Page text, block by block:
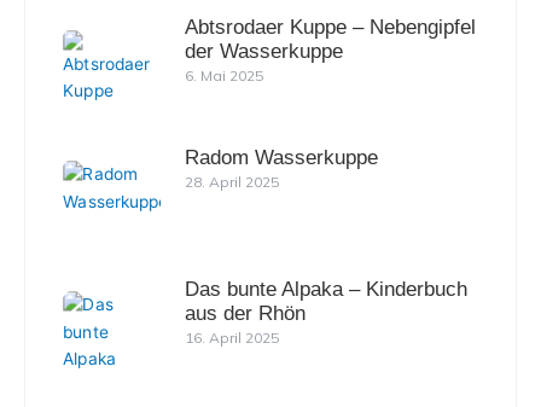
Abtsrodaer Kuppe – Nebengipfel
der Wasserkuppe
6. Mai 2025
Radom Wasserkuppe
28. April 2025
Das bunte Alpaka – Kinderbuch
aus der Rhön
16. April 2025